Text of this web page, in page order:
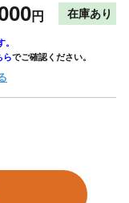
円 在庫あり
。
らでご確認ください。